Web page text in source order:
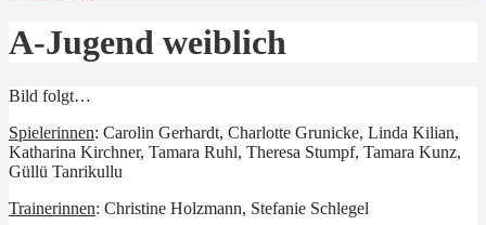
A-Jugend weiblich
Bild folgt…
Spielerinnen: Carolin Gerhardt, Charlotte Grunicke, Linda Kilian,
Katharina Kirchner, Tamara Ruhl, Theresa Stumpf, Tamara Kunz,
Güllü Tanrikullu
Trainerinnen: Christine Holzmann, Stefanie Schlegel